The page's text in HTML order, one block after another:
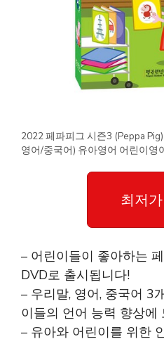
2022 페파피그 시즌3 (Peppa
영어/중국어) 유아영어 어린이영
최저
– 어린이들이 좋아하는
DVD로 출시됩니다!
– 우리말, 영어, 중국어 3
이들의 언어 능력 향상에
– 유아와 어린이를 위한